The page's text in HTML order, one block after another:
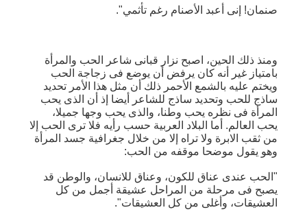
صنمان! إنى أعبد الأصنام رغم تأثمي".
ومنذ ذلك الحين، اصبح نزار قبانى شاعر الحب والمرأة
بامتياز غير أنه كان يرفض أن يوضع فى زجاجة الحب
ويختم عليه بالشمع الأحمر ذلك أن مثل هذا الأمر تحديد
ساذج للحب وتحديد ساذج للشاعر أيضا إذ أن الذى يحب
المرأة فى نظره يحب وطنا، والذى يحب وجها جميلا،
يحب العالم. أما البلاد العربية حسب رأيه فلا ترى الحب إلا
من ثقب الابرة ولا تراه إلا من خلال جغرافية جسد المرأة
وهو يقول موضحا موقفه من الحب:
"الحب عندى عناق للكون، وعناق للانسان، والوطن قد
يصبح فى مرحلة من المراحل عشيقة أجمل من كل
العشيقات، وأغلى من كل العشيقات".